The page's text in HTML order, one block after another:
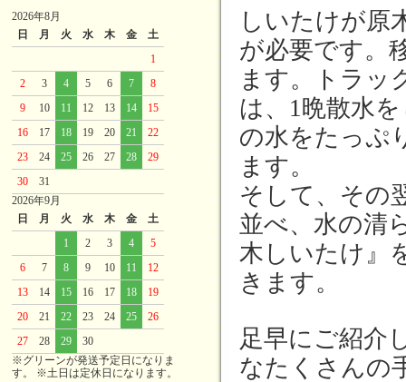
2026年8月
日
月 火 水 木 金
土
1
2
3 4 5 6 7
8
9
10 11 12 13 14
15
16
17 18 19 20 21
22
23
24 25 26 27 28
29
30
31
2026年9月
日
月 火 水 木 金
土
1
2 3 4
5
6
7 8 9 10 11
12
13
14 15 16 17 18
19
20
21 22 23 24 25
26
27
28 29
30
※グリーンが発送予定日になりま
す。 ※土日は定休日になります。
しいたけが原
が必要です。
ます。トラッ
は、1晩散水
の水をたっぷ
ます。
そして、その
並べ、水の清
木しいたけ』
きます。
足早にご紹介
なたくさんの